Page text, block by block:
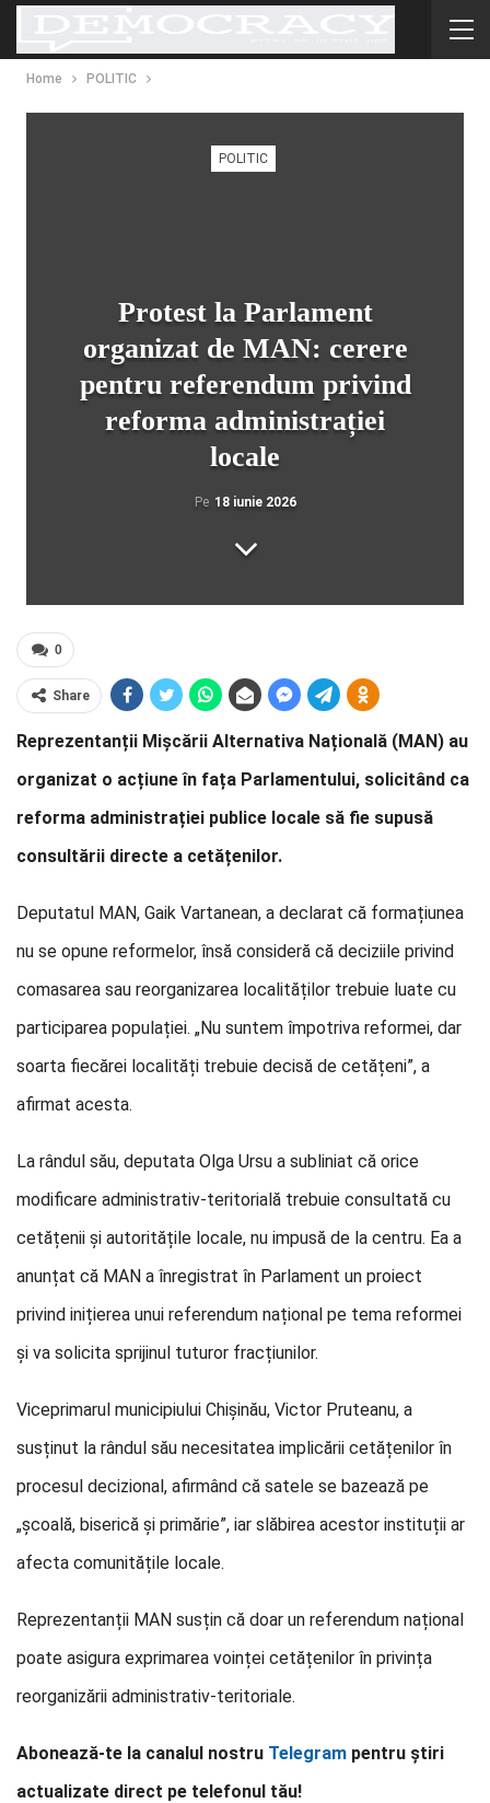
Home POLITIC
POLITIC
Protest la Parlament
organizat de MAN: cerere
pentru referendum privind
reforma administrației
locale
Pe 18 iunie 2026
0
Share
Reprezentanții Mișcării Alternativa Națională (MAN) au
organizat o acțiune în fața Parlamentului, solicitând ca
reforma administrației publice locale să fie supusă
consultării directe a cetățenilor.
Deputatul MAN, Gaik Vartanean, a declarat că formațiunea
nu se opune reformelor, însă consideră că deciziile privind
comasarea sau reorganizarea localităților trebuie luate cu
participarea populației. „Nu suntem împotriva reformei, dar
soarta fiecărei localități trebuie decisă de cetățeni”, a
afirmat acesta.
La rândul său, deputata Olga Ursu a subliniat că orice
modificare administrativ-teritorială trebuie consultată cu
cetățenii și autoritățile locale, nu impusă de la centru. Ea a
anunțat că MAN a înregistrat în Parlament un proiect
privind inițierea unui referendum național pe tema reformei
și va solicita sprijinul tuturor fracțiunilor.
Viceprimarul municipiului Chișinău, Victor Pruteanu, a
susținut la rândul său necesitatea implicării cetățenilor în
procesul decizional, afirmând că satele se bazează pe
„școală, biserică și primărie”, iar slăbirea acestor instituții ar
afecta comunitățile locale.
Reprezentanții MAN susțin că doar un referendum național
poate asigura exprimarea voinței cetățenilor în privința
reorganizării administrativ-teritoriale.
Abonează-te la canalul nostru Telegram pentru știri
actualizate direct pe telefonul tău!